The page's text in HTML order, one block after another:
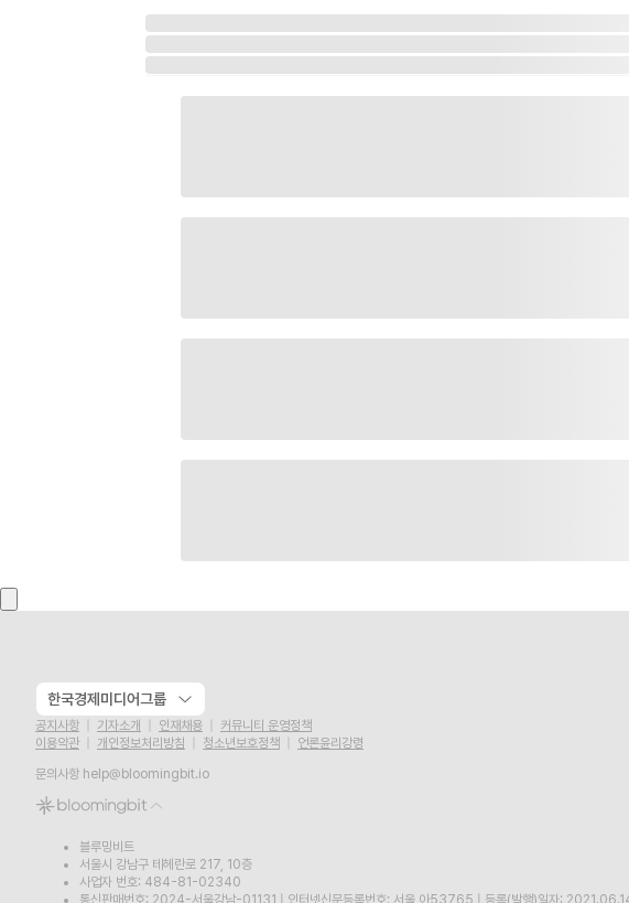
한국경제미디어그룹
공지사항 기자소개 인재채용
커뮤니티 운영정책
이용약관
개인정보처리방침 청소년보호정책
언론윤리강령
문의사항 help@bloomingbit.io
블루밍비트
서울시 강남구 테헤란로 217, 10층
사업자 번호: 484-81-02340